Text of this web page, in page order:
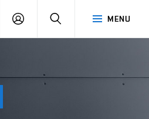
MENU
PŘIHLÁSIT